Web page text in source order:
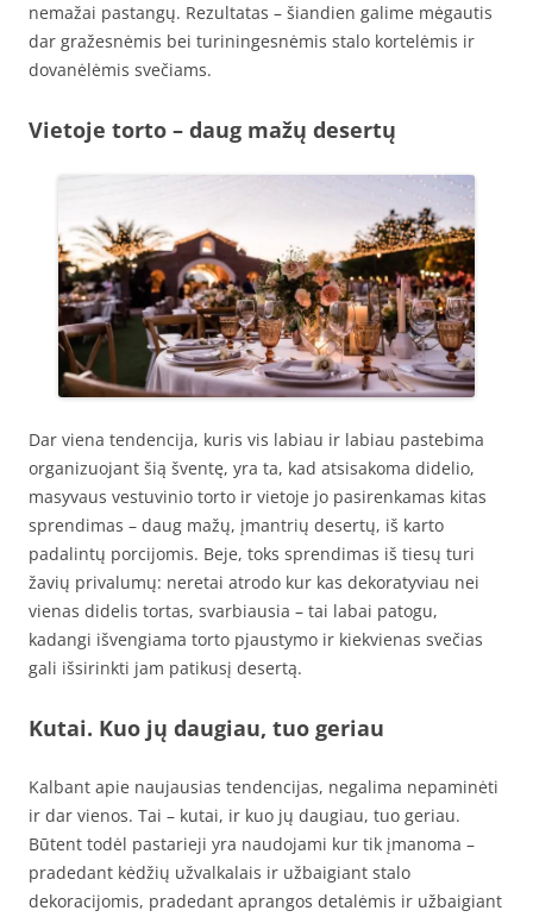
nemažai pastangų. Rezultatas – šiandien galime mėgautis
dar gražesnėmis bei turiningesnėmis stalo kortelėmis ir
dovanėlėmis svečiams.
Vietoje torto – daug mažų desertų
Dar viena tendencija, kuris vis labiau ir labiau pastebima
organizuojant šią šventę, yra ta, kad atsisakoma didelio,
masyvaus vestuvinio torto ir vietoje jo pasirenkamas kitas
sprendimas – daug mažų, įmantrių desertų, iš karto
padalintų porcijomis. Beje, toks sprendimas iš tiesų turi
žavių privalumų: neretai atrodo kur kas dekoratyviau nei
vienas didelis tortas, svarbiausia – tai labai patogu,
kadangi išvengiama torto pjaustymo ir kiekvienas svečias
gali išsirinkti jam patikusį desertą.
Kutai. Kuo jų daugiau, tuo geriau
Kalbant apie naujausias tendencijas, negalima nepaminėti
ir dar vienos. Tai – kutai, ir kuo jų daugiau, tuo geriau.
Būtent todėl pastarieji yra naudojami kur tik įmanoma –
pradedant kėdžių užvalkalais ir užbaigiant stalo
dekoracijomis, pradedant aprangos detalėmis ir užbaigiant